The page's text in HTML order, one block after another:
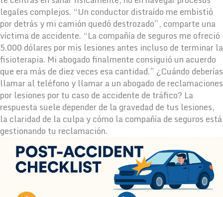
legales complejos. “Un conductor distraído me embistió
por detrás y mi camión quedó destrozado”, comparte una
víctima de accidente. “La compañía de seguros me ofreció
5.000 dólares por mis lesiones antes incluso de terminar la
fisioterapia. Mi abogado finalmente consiguió un acuerdo
que era más de diez veces esa cantidad.” ¿Cuándo deberías
llamar al teléfono y llamar a un abogado de reclamaciones
por lesiones por tu caso de accidente de tráfico? La
respuesta suele depender de la gravedad de tus lesiones,
la claridad de la culpa y cómo la compañía de seguros está
gestionando tu reclamación.